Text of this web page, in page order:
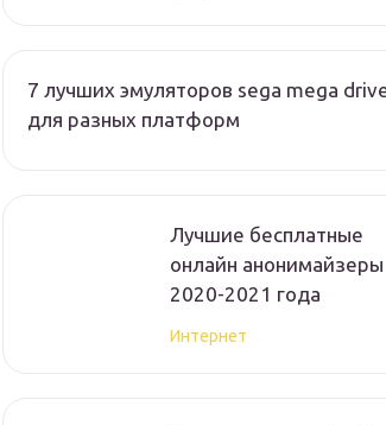
7 лучших эмуляторов sega mega
для разных платформ
Лучшие бесплатные
онлайн анонимайзеры
2020-2021 года
Интернет